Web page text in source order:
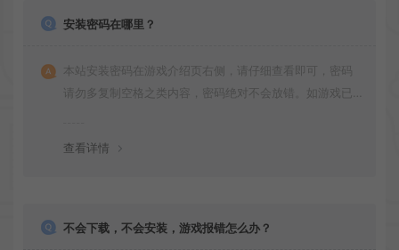
安装密码在哪里？
本站安装密码在游戏介绍页右侧，请仔细查看即可，密码
请勿多复制空格之类内容，密码绝对不会放错。如游戏已
查看详情
不会下载，不会安装，游戏报错怎么办？